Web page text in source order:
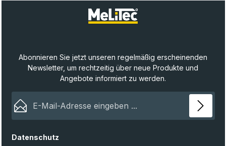
Abonnieren Sie jetzt unseren regelmäßig erscheinenden
Newsletter, um rechtzeitig über neue Produkte und
Angebote informiert zu werden.
Datenschutz